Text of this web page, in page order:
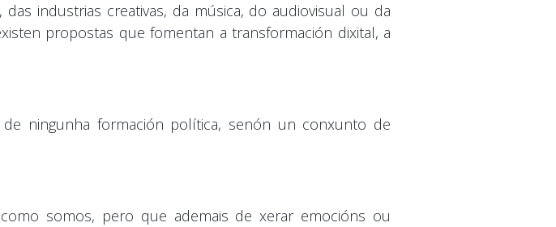
industrias creativas, da música, do audiovisual ou da
propostas que fomentan a transformación dixital, a
ningunha formación política, senón un conxunto de
somos, pero que ademais de xerar emocións ou